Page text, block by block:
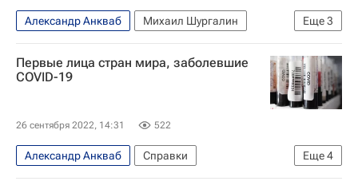
Еще3
Александр Анкваб
Михаил Шургалин
Абхазия
Россия
Министерство экономического развития РФ (Минэкономразвития России)
Первые лица стран мира, заболевшие
COVID-19
26 сентября 2022, 14:31 522
Еще4
Александр Анкваб
Справки
Коронавирус COVID-19
В мире